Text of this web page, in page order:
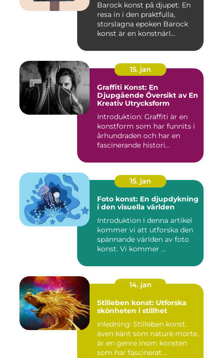
Barock konst på djupet: En
resa in i den praktfulla,
storslagna epoken Barock
konst är en konstnärl...
15. jan
Graffiti Konst: En
Djupgående Översikt av En
Kreativ Utrycksform
Introduktion: Graffiti är en
konstform som har funnits i
århundraden och har en
fascinerande histori...
15. jan
Foto konst: En djupdykning
i den visuella världen
Introduktion I denna artikel
kommer vi att utforska den
spännande världen av foto
konst. Vi kommer ...
14. jan
Stilleben konst: Utforska
skönheten i stillhet
Inledning: Stilleben konst,
även känt som nature morte,
är en genre inom konsten
som har fascinerat...